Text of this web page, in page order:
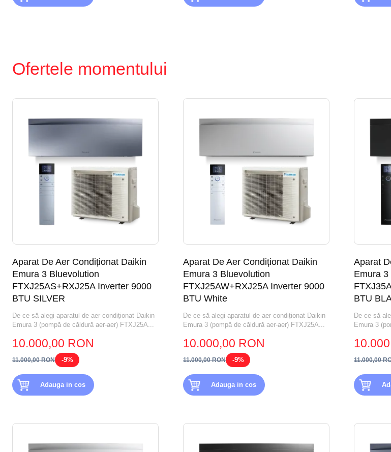
Ofertele momentului
Aparat De Aer Condiționat Daikin
Emura 3 Bluevolution
FTXJ25AS+RXJ25A Inverter 9000
BTU SILVER
De ce să alegi aparatul de aer condiționat Daikin
Emura 3 (pompă de căldură aer-aer) FTXJ25A...
10.000,00 RON
11.000,00 RON -9%
Adauga in cos
Aparat De Aer Condiționat Daikin
Emura 3 Bluevolution
FTXJ25AW+RXJ25A Inverter 9000
BTU White
De ce să alegi aparatul de aer condiționat Daikin
Emura 3 (pompă de căldură aer-aer) FTXJ25A...
10.000,00 RON
11.000,00 RON -9%
Adauga in cos
Aparat
Emura 3
BTU
De ce să
Emura 3
11.000,00